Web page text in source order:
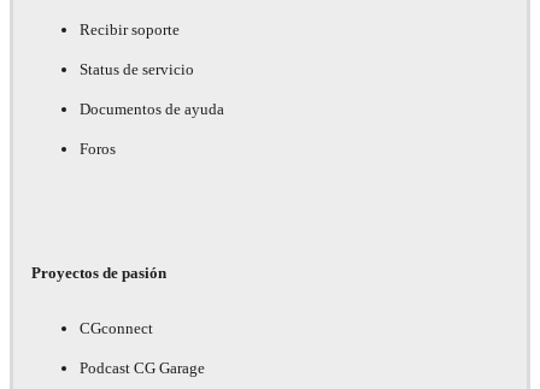
Recibir soporte
Status de servicio
Documentos de ayuda
Foros
Proyectos de pasión
CGconnect
Podcast CG Garage